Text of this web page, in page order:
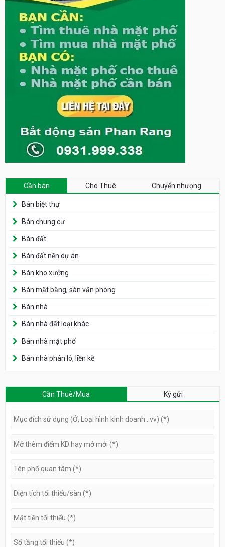
Cần bán Cho Thuê Chuyển nhượng
Bán biệt thự
Bán chung cư
Bán đất
Bán đất nền dự án
Bán kho xưởng
Bán mặt bằng, sàn văn phòng
Bán nhà
Bán nhà đất loại khác
Bán nhà mặt phố
Bán nhà phân lô, liền kề
Cần Thuê/Mua Ký gửi